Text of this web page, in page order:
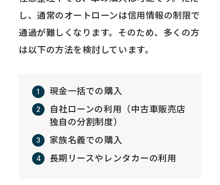
し、通常のオートローンは信用情報の制限で
通過が難しくなります。そのため、多くの方
は以下の方法を検討しています。
現金一括での購入
自社ローンの利用（中古車販売店
独自の分割制度）
家族名義での購入
長期リースやレンタカーの利用